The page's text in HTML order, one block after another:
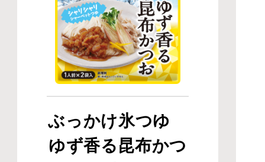
ぶっかけ氷つゆ
ゆず香る昆布かつ